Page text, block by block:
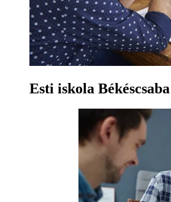
Esti iskola Békéscsaba